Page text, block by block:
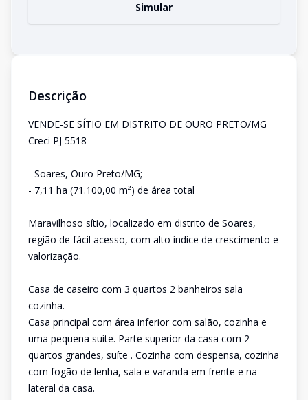
Simular
Descrição
VENDE-SE SÍTIO EM DISTRITO DE OURO PRETO/MG
Creci PJ 5518
- Soares, Ouro Preto/MG;
- 7,11 ha (71.100,00 m²) de área total
Maravilhoso sítio, localizado em distrito de Soares,
região de fácil acesso, com alto índice de crescimento e
valorização.
Casa de caseiro com 3 quartos 2 banheiros sala
cozinha.
Casa principal com área inferior com salão, cozinha e
uma pequena suíte. Parte superior da casa com 2
quartos grandes, suíte . Cozinha com despensa, cozinha
com fogão de lenha, sala e varanda em frente e na
lateral da casa.